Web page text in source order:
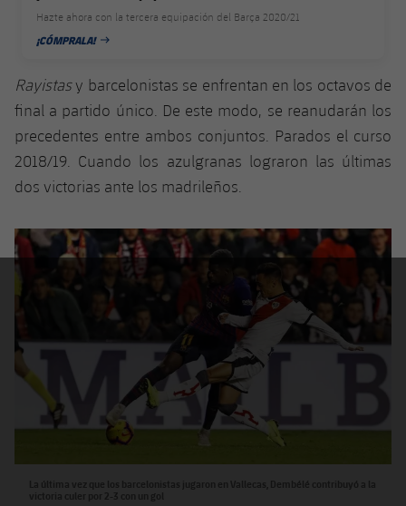
Servicios Médicos
Acreditaciones
SUB8 B
Fotos
Palmarés
Fotos
Entradas
Resultados
Jugadors
Palmarés
Historia
Calendario
Resultados
Jugadores
Clasificaciones
Actualidad
Juvenil
Cadete
Infantil
Alevín
Campus Verano
PLUSICON
MÁS
Primer equipo
Actualidad
Calendario
Resultados
Clasificaciones
Jugadores
Fotos
Barça Atlètic
Actualidad
Calendario
Clasificaciones
Base
plusicon
más
Actualidad
Juvenil
Campus Verano
PLUSICON
MÁS
Información general
Noticias
Atletismo
plusicon
Hazte ahora con la tercera equipación del Barça 2020/21
¡CÓMPRALA!
FECHA DE PUBLICACIÓN
Rayistasy barcelonistas se enfrentan en los octavos de
final a partido único. De este modo, se reanudarán los
precedentes entre ambos conjuntos. Parados el curso
2018/19. Cuando los azulgranas lograron las últimas
dos victorias ante los madrileños.